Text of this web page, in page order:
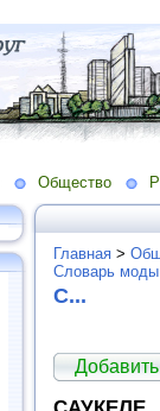
Общество
Главная >
Словарь
С...